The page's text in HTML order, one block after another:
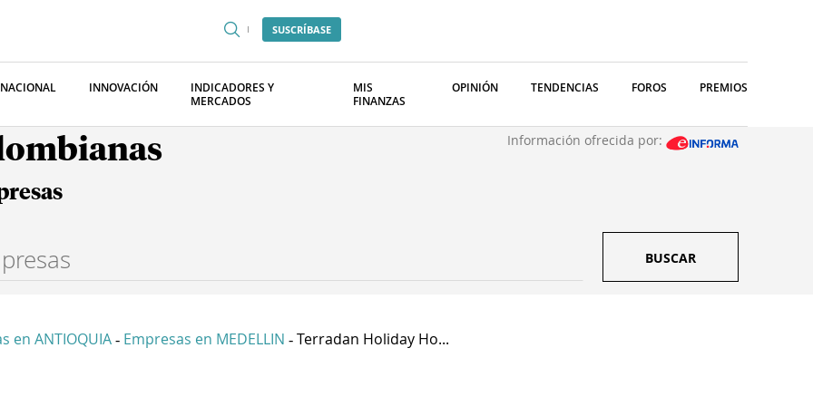
SUSCRÍBASE
INNOVACIÓN
INDICADORES Y
MERCADOS
MIS
FINANZAS
OPINIÓN TENDENCIAS FOROS PREMIOS
Información ofrecida por:
BUSCAR
en ANTIOQUIA - Empresas en MEDELLIN - Terradan Holiday Ho...